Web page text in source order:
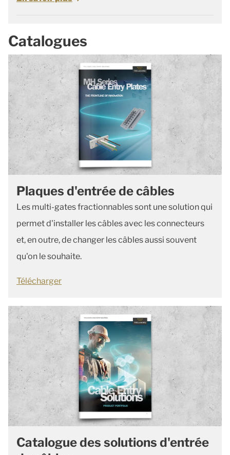
Catalogues
Plaques d'entrée de câbles
Les multi-gates fractionnables sont une solution qui
permet d'installer les câbles avec les connecteurs
et, en outre, de changer les câbles aussi souvent
qu'on le souhaite.
Télécharger
Catalogue des solutions d'entrée